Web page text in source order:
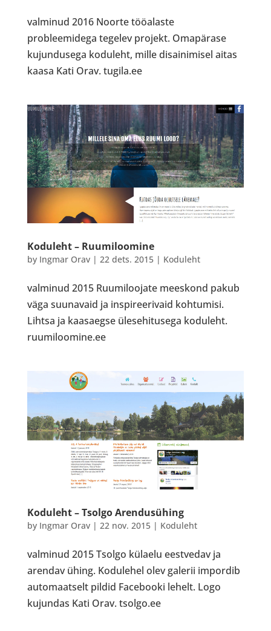
valminud 2016 Noorte tööalaste
probleemidega tegelev projekt. Omapärase
kujundusega koduleht, mille disainimisel aitas
kaasa Kati Orav. tugila.ee
Koduleht – Ruumiloomine
by Ingmar Orav| 22 dets. 2015| Koduleht
valminud 2015 Ruumiloojate meeskond pakub
väga suunavaid ja inspireerivaid kohtumisi.
Lihtsa ja kaasaegse ülesehitusega koduleht.
ruumiloomine.ee
Koduleht – Tsolgo Arendusühing
by Ingmar Orav| 22 nov. 2015| Koduleht
valminud 2015 Tsolgo külaelu eestvedav ja
arendav ühing. Kodulehel olev galerii impordib
automaatselt pildid Facebooki lehelt. Logo
kujundas Kati Orav. tsolgo.ee